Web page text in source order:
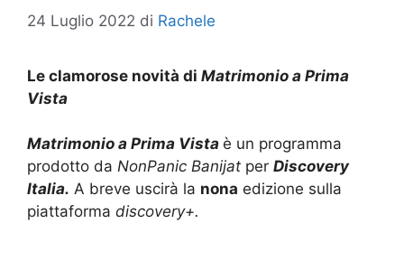
24 Luglio 2022 di Rachele
Le clamorose novità di Matrimonio a Prima
Vista
Matrimonio a Prima Vista è un programma
prodotto da NonPanic Banijat per Discovery
Italia. A breve uscirà la nona edizione sulla
piattaforma discovery+.